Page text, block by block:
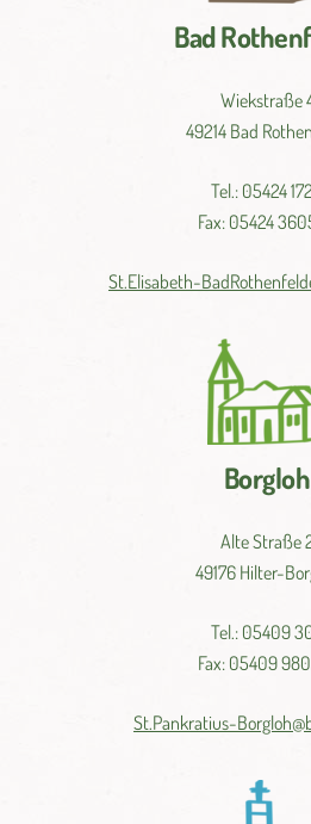
Bad
Wiekstraße
49214 Bad
Tel.: 05424
Fax: 05424
St.Elisabeth-
Borgloh
Alte Straße
49176 Hilter-
Tel.: 05409
Fax: 05409
St.Pankratius-Borgloh@